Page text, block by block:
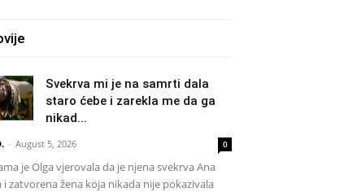
Svekrva mi je na samrti dala
staro ćebe i zarekla me da ga
nikad...
- August 5, 2026 0
je Olga vjerovala da je njena svekrva Ana
i zatvorena žena koja nikada nije pokazivala